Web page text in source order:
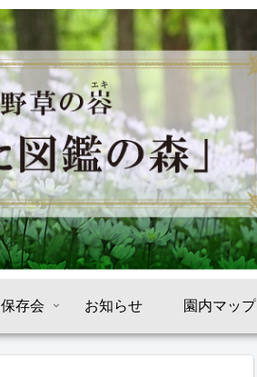
保存会 お知らせ 園内マップ